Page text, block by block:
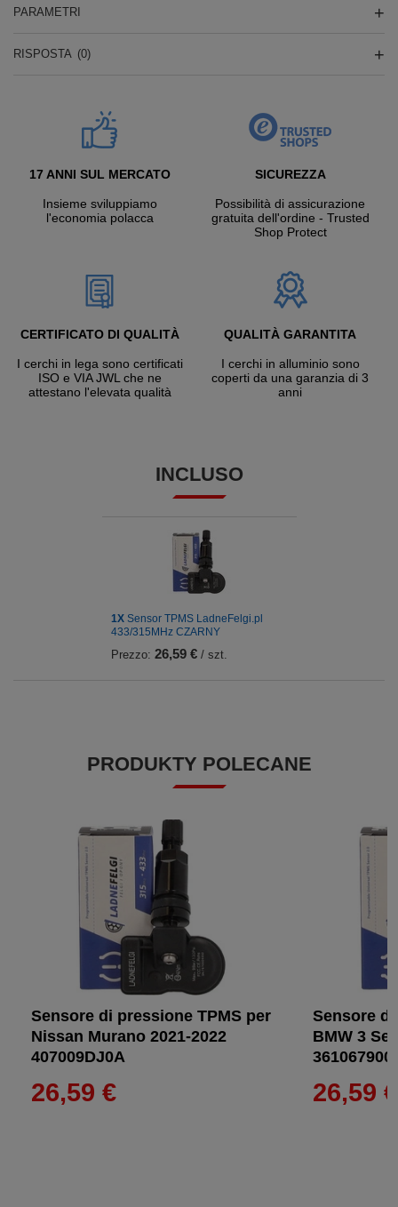
PARAMETRI
RISPOSTA (0)
17 ANNI SUL MERCATO
Insieme sviluppiamo
l'economia polacca
SICUREZZA
Possibilità di assicurazione
gratuita dell'ordine - Trusted
Shop Protect
CERTIFICATO DI QUALITÀ
I cerchi in lega sono certificati
ISO e VIA JWL che ne
attestano l'elevata qualità
QUALITÀ GARANTITA
I cerchi in alluminio sono
coperti da una garanzia di 3
anni
INCLUSO
1X Sensor TPMS LadneFelgi.pl
433/315MHz CZARNY
Prezzo: 26,59 €/ szt.
PRODUKTY POLECANE
Sensore di pressione TPMS per
Nissan Murano 2021-2022
407009DJ0A
26,59 €
Sensore
BMW 3
26,59 €